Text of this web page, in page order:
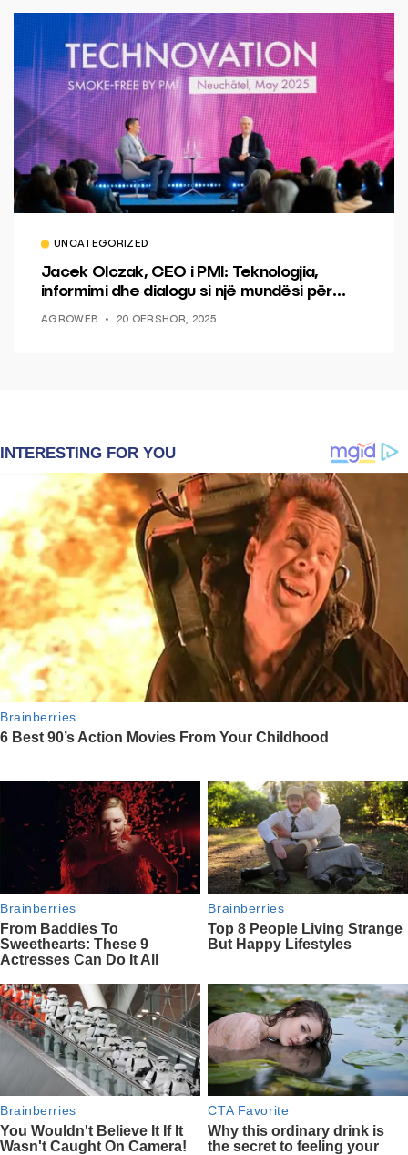
UNCATEGORIZED
Jacek Olczak, CEO i PMI: Teknologjia,
informimi dhe dialogu si një mundësi për
AGROWEB 20 QERSHOR, 2025